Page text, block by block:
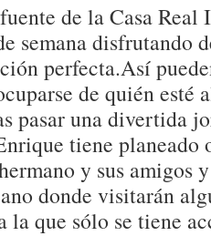
de la Casa Real
semana disfrutando
perfecta.Así
de quién esté
pasar una divertida
tiene planeado
y sus amigos
donde visitarán
la que sólo se tiene